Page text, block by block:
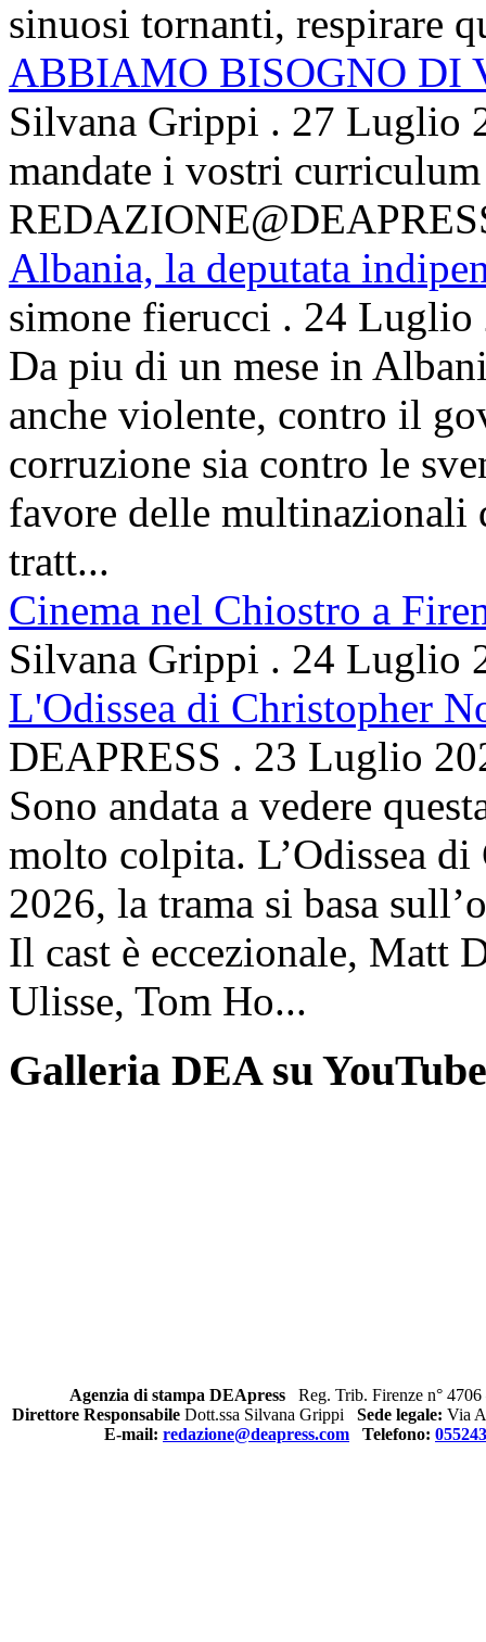
sinuosi tornanti, respirare
ABBIAMO BISOGNO DI
Silvana Grippi . 27 Luglio
mandate i vostri
Albania, la deputata
simone fierucci . 24 Luglio
Da piu di un mese in
anche violente, contro il
corruzione sia contro le
favore delle multinazionali
tratt...
Cinema nel Chiostro a
Silvana Grippi . 24 Luglio
L'Odissea di Christopher
DEAPRESS . 23 Luglio
Sono andata a vedere
molto colpita. L’Odissea
2026, la trama si basa
Il cast è eccezionale, Matt
Ulisse, Tom Ho...
Galleria DEA su YouTube
Agenzia di stampa DEApress Reg. Trib. Firenze n° 4706
Direttore Responsabile Dott.ssa Silvana Grippi Sede legale: Via
E-mail: redazione@deapress.com Telefono: